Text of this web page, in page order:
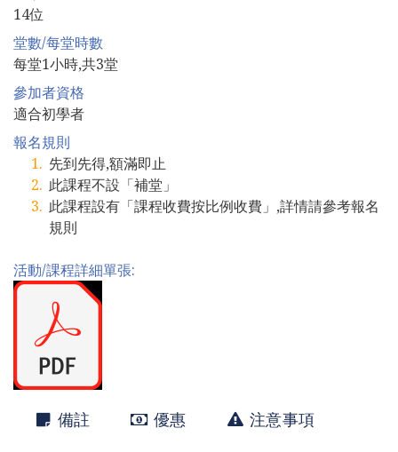
14位
堂數/每堂時數
每堂1小時,共3堂
參加者資格
適合初學者
報名規則
先到先得,額滿即止
此課程不設「補堂」
此課程設有「課程收費按比例收費」,詳情請參考報名
規則
活動/課程詳細單張:
備註 優惠 注意事項